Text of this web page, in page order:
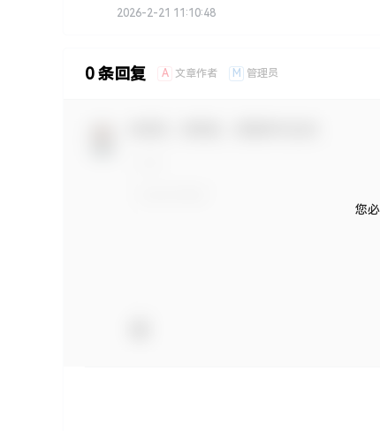
2026-2-21 11:10:48
0 条回复 A 文章作者 M 管理员
您